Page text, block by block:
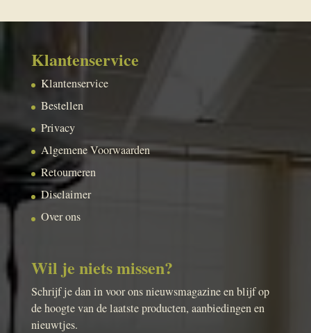
Klantenservice
Klantenservice
Bestellen
Privacy
Algemene Voorwaarden
Retourneren
Disclaimer
Over ons
Wil je niets missen?
Schrijf je dan in voor ons nieuwsmagazine en blijf op
de hoogte van de laatste producten, aanbiedingen en
nieuwtjes.